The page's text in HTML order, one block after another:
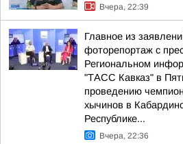
Вчера, 22:39
Главное из
фоторепортаж с
Региональном
"ТАСС Кавказ" в
проведению
хычинов в
Республике...
Вчера, 22:36